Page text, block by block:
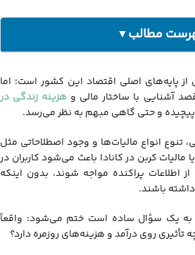
مطالب▼
پرداخت کنند؟
از پایه‌های اصلی اقتصاد این کشور است؛ اما
آشنایی با ساختار مالی و هزینه‌ زندگی در
پیچیده و حتی گاهی مبهم به نظر می‌رسد.
تنوع انواع مالیات‌ها و وجود اصطلاحاتی مثل
مالیات کربن در کانادا باعث می‌شود کاربران در
اطلاعات پراکنده مواجه شوند، بدون اینکه
باشند.
به یک سؤال ساده است ختم می‌شود: واقعاً
تأثیری روی درآمد و هزینه‌های روزمره دارد؟